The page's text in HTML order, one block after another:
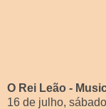
O Rei Leão -
16 de julho,